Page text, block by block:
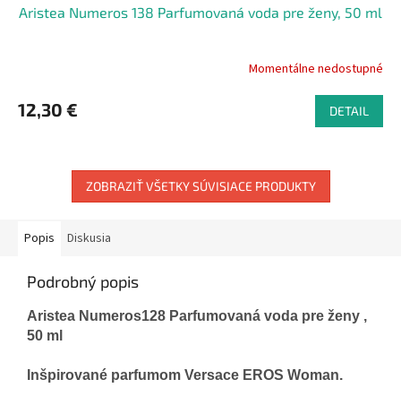
Aristea Numeros 138 Parfumovaná voda pre ženy, 50 ml
Momentálne nedostupné
12,30 € DETAIL
ZOBRAZIŤ VŠETKY SÚVISIACE PRODUKTY
Popis Diskusia
Podrobný popis
Aristea Numeros128 Parfumovaná voda pre ženy ,
50 ml
Inšpirované parfumom Versace EROS Woman.